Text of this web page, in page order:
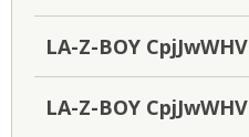
LA-Z-BOY CpjJwWHV
LA-Z-BOY CpjJwWHV